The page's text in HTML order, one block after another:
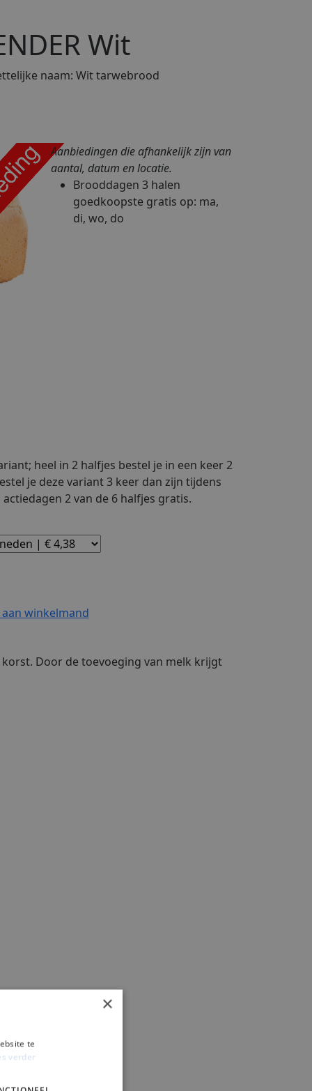
Wit
naam: Wit tarwebrood
Aanbiedingen die afhankelijk zijn van
aantal, datum en locatie.
Brooddagen 3 halen
goedkoopste gratis op: ma,
di, wo, do
heel in 2 halfjes bestel je in een keer 2
je deze variant 3 keer dan zijn tijdens
2 van de 6 halfjes gratis.
winkelmand
korst. Door de toevoeging van melk krijgt